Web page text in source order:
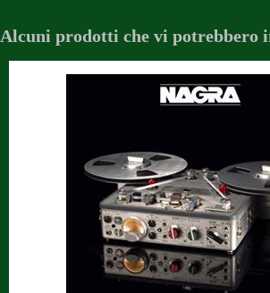
Alcuni prodotti che vi potrebbero